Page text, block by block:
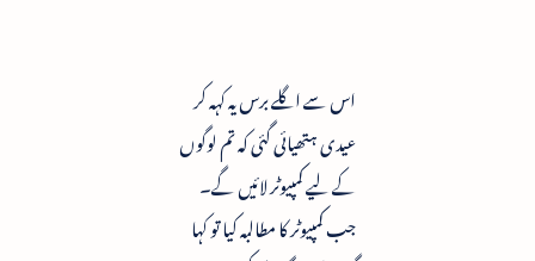
اس سے اگلے برس یہ کہہ کر
عیدی ہتھیائی گئی کہ تم لوگوں
کے لیے کمپیوٹر لائیں گے۔
جب کمپیوٹر کا مطالبہ کیا تو کہا